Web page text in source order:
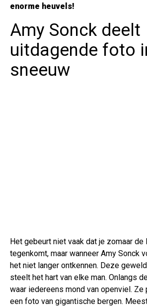
enorme heuvels!
Amy Sonck deelt
uitdagende foto
sneeuw
Het gebeurt niet vaak dat je zomaar
tegenkomt, maar wanneer Amy Sonck
het niet langer ontkennen. Deze
steelt het hart van elke man. Onlangs
waar iedereens mond van openviel. Ze
een foto van gigantische bergen.